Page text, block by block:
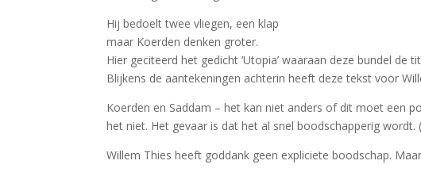
Hij bedoelt twee vliegen, een klap
maar Koerden denken groter.
Hier geciteerd het gedicht ‘Utopia’ waaraan deze bundel de
Blijkens de aantekeningen achterin heeft deze tekst voor
Koerden en Saddam – het kan niet anders of dit moet een
het niet. Het gevaar is dat het al snel boodschapperig wordt.
Willem Thies heeft goddank geen expliciete boodschap.